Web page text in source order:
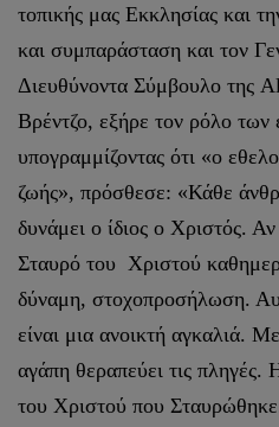
τοπικής μας Εκκλησίας και
και συμπαράσταση και τον
Διευθύνοντα Σύμβουλο της
Βρέντζο, εξήρε τον ρόλο των
υπογραμμίζοντας ότι «ο
ζωής», πρόσθεσε: «Κάθε
δυνάμει ο ίδιος ο Χριστός.
Σταυρό του Χριστού
δύναμη, στοχοπροσήλωση.
είναι μια ανοικτή αγκαλιά.
αγάπη θεραπεύει τις
του Χριστού που